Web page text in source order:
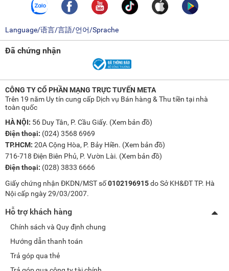
Language/语言/言語/언어/Sprache
Đã chứng nhận
CÔNG TY CỔ PHẦN MẠNG TRỰC TUYẾN META
Trên 19 năm Uy tín cung cấp Dịch vụ Bán hàng & Thu tiền tại nhà
toàn quốc
HÀ NỘI: 56 Duy Tân, P. Cầu Giấy. (Xem bản đồ)
Điện thoại: (024) 3568 6969
TP.HCM: 20A Cộng Hòa, P. Bảy Hiền. (Xem bản đồ)
716-718 Điện Biên Phủ, P. Vườn Lài. (Xem bản đồ)
Điện thoại: (028) 3833 6666
Giấy chứng nhận ĐKDN/MST số0102196915do Sở KH&ĐT TP. Hà
Nội cấp ngày 29/03/2007.
Hỗ trợ khách hàng
Chính sách và Quy định chung
Hướng dẫn thanh toán
Trả góp qua thẻ